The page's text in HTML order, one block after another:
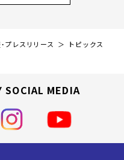
プレスリリース
トピックス
SOCIAL MEDIA